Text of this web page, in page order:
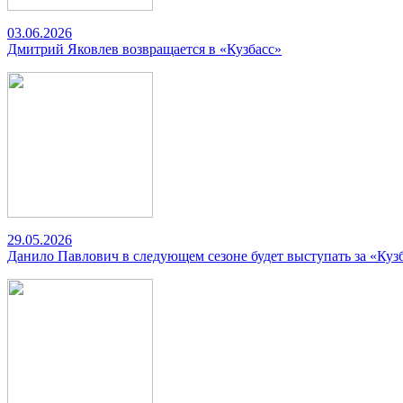
03.06.2026
Дмитрий Яковлев возвращается в «Кузбасс»
29.05.2026
Данило Павлович в следующем сезоне будет выступать за